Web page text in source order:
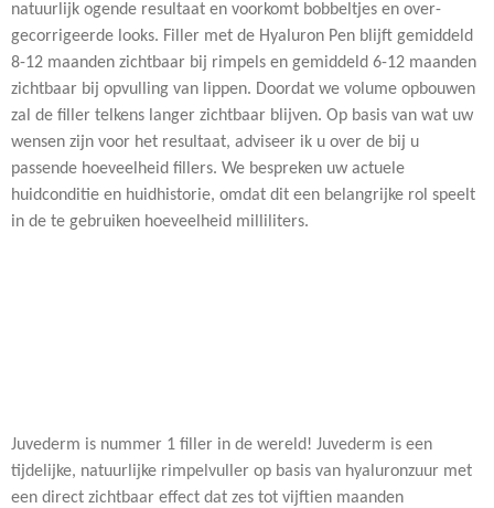
natuurlijk ogende resultaat en voorkomt bobbeltjes en over-
gecorrigeerde looks. Filler met de Hyaluron Pen blijft gemiddeld
8-12 maanden zichtbaar bij rimpels en gemiddeld 6-12 maanden
zichtbaar bij opvulling van lippen. Doordat we volume opbouwen
zal de filler telkens langer zichtbaar blijven. Op basis van wat uw
wensen zijn voor het resultaat, adviseer ik u over de bij u
passende hoeveelheid fillers. We bespreken uw actuele
huidconditie en huidhistorie, omdat dit een belangrijke rol speelt
in de te gebruiken hoeveelheid milliliters.
Juvederm is nummer 1 filler in de wereld! Juvederm is een
tijdelijke, natuurlijke rimpelvuller op basis van hyaluronzuur met
een direct zichtbaar effect dat zes tot vijftien maanden